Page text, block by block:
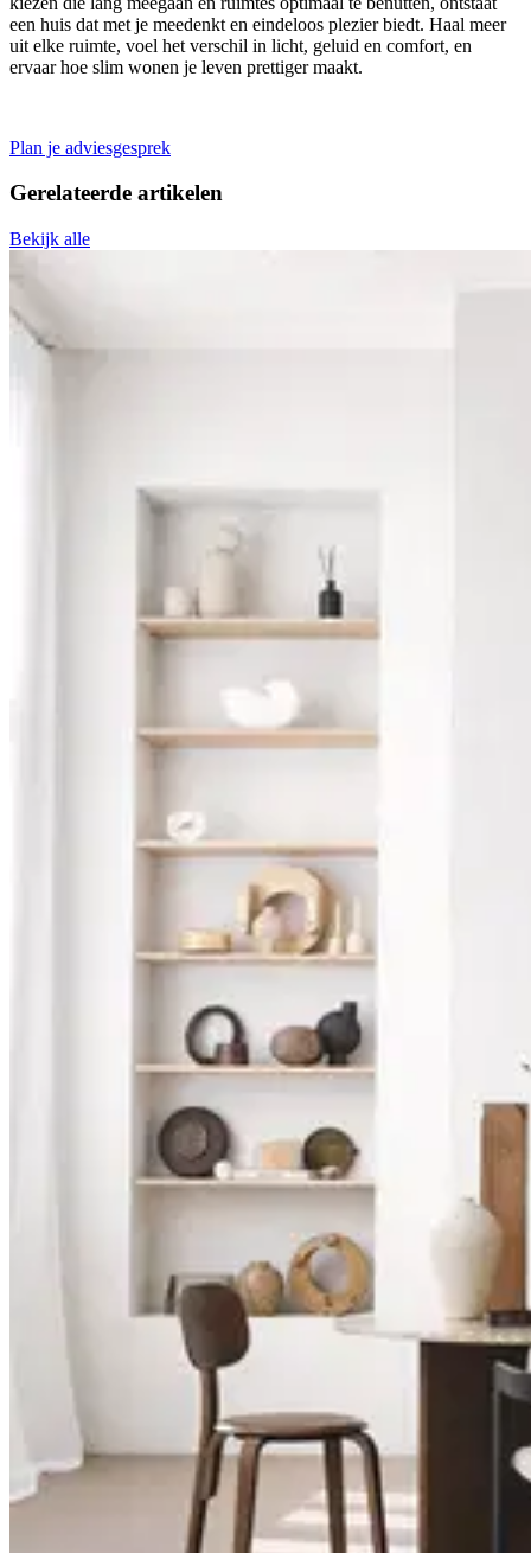
een huis dat met je meedenkt en eindeloos plezier biedt. Haal meer
uit elke ruimte, voel het verschil in licht, geluid en comfort, en
ervaar hoe slim wonen je leven prettiger maakt.
Plan je adviesgesprek
Gerelateerde artikelen
Bekijk alle